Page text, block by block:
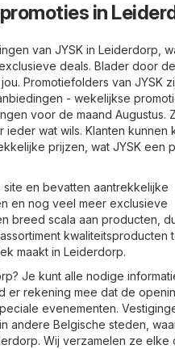
in
van JYSK in Leiderdorp,
deals. Blader door
Promotiefolders van JYSK
- wekelijkse
voor de maand Augustus.
wat wils. Klanten kunnen
prijzen, wat JYSK een
en bevatten aantrekkelijke
en nog veel meer exclusieve
breed scala aan producten,
kwaliteitsproducten
maakt in Leiderdorp.
Je kunt alle nodige
er rekening mee dat de
evenementen.
andere Belgische steden,
Wij verzamelen ze elke